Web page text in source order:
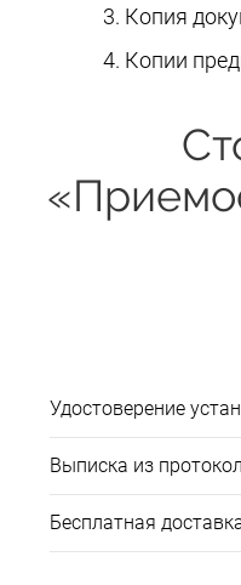
Копия
Копии
Удостоверение
Выписка из
Бесплатная